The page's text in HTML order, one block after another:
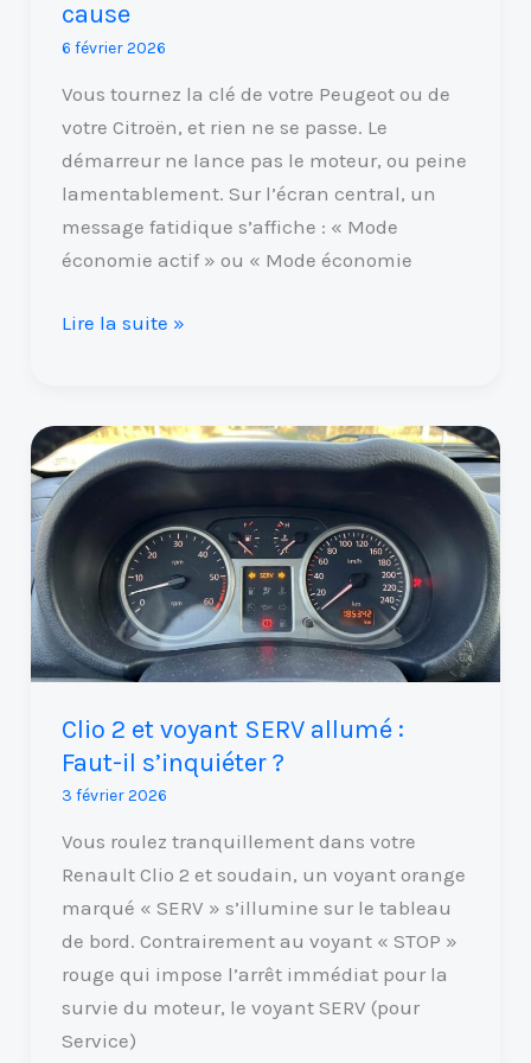
cause
6 février 2026
Vous tournez la clé de votre Peugeot ou de
votre Citroën, et rien ne se passe. Le
démarreur ne lance pas le moteur, ou peine
lamentablement. Sur l’écran central, un
message fatidique s’affiche : « Mode
économie actif » ou « Mode économie
vraie
cause
Lire la suite »
Clio 2 et voyant SERV allumé :
Faut-il s’inquiéter ?
3 février 2026
Vous roulez tranquillement dans votre
Renault Clio 2 et soudain, un voyant orange
marqué « SERV » s’illumine sur le tableau
de bord. Contrairement au voyant « STOP »
rouge qui impose l’arrêt immédiat pour la
survie du moteur, le voyant SERV (pour
Service)
Clio
2
et
SERV
allumé
:
Faut-
s’inquiéter
?